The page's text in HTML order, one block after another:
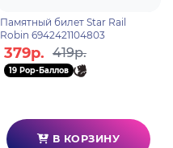
Памятный билет Star Rail
Robin 6942421104803
379р. 419р.
19 Pop-Баллов
В КОРЗИНУ